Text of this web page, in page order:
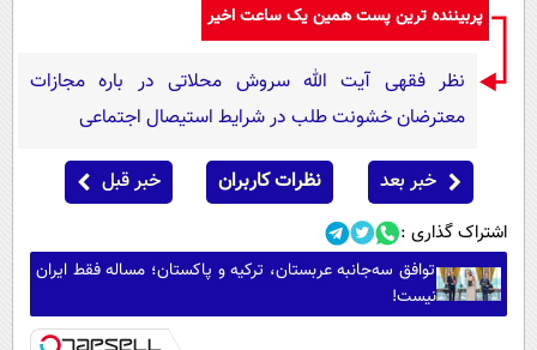
پربیننده ترین پست همین یک ساعت اخیر
نظر فقهی آیت الله سروش محلاتی در باره مجازات
معترضان خشونت طلب در شرایط استیصال اجتماعی
خبر بعد نظرات کاربران خبر قبل
اشتراک گذاری :
توافق سه‌جانبه عربستان، ترکیه و پاکستان؛ مساله فقط ایران
نیست!